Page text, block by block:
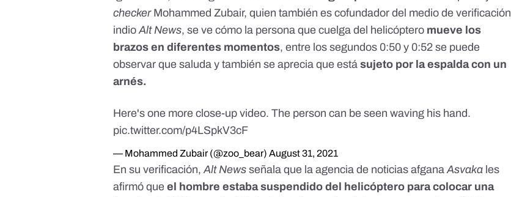
checkerMohammed Zubair, quien también es cofundador del medio de verificación
indioAlt News, se ve cómo la persona que cuelga del helicóptero mueve los
brazos en diferentes momentos, entre los segundos 0:50 y 0:52 se puede
observar que saluda y también se aprecia que estásujeto por la espalda con un
arnés.
Here's one more close-up video. The person can be seen waving his hand.
pic.twitter.com/p4LSpkV3cF
— Mohammed Zubair (@zoo_bear)August 31, 2021
En su verificación,Alt News señala que la agencia de noticias afganaAsvaka les
afirmó queel hombre estaba suspendido del helicóptero para colocar una